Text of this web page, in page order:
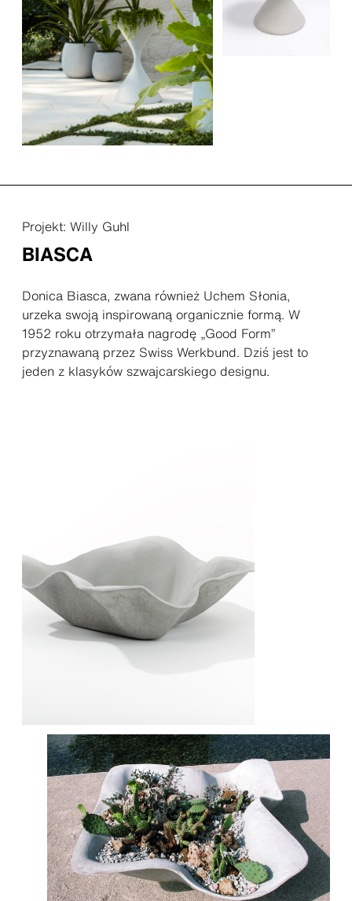
Projekt: Willy Guhl
BIASCA
Donica Biasca, zwana również Uchem Słonia,
urzeka swoją inspirowaną organicznie formą. W
1952 roku otrzymała nagrodę „Good Form”
przyznawaną przez Swiss Werkbund. Dziś jest to
jeden z klasyków szwajcarskiego designu.